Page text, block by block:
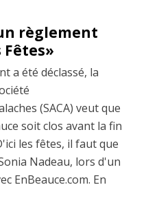
règlement
a été déclassé, la
(SACA) veut que
soit clos avant la fin
les fêtes, il faut que
Nadeau, lors d'un
EnBeauce.com. En